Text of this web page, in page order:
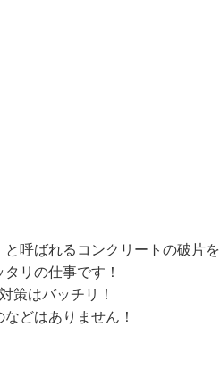
呼ばれるコンクリートの破
タリの仕事です！
策はバッチリ！